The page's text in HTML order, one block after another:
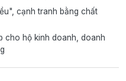
cạnh tranh bằng chất
cho hộ kinh doanh, doanh